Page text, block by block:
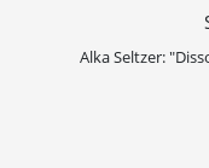
Alka Seltzer: